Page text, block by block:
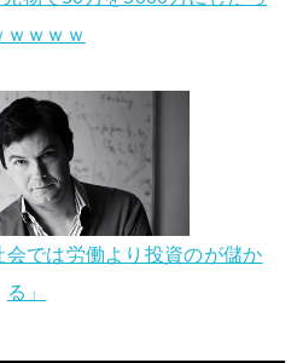
ｗｗｗｗ
会では労働より投資のが儲か
る」